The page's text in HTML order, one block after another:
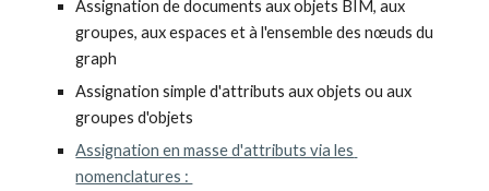
Assignation de documents aux objets BIM, aux
groupes, aux espaces et à l'ensemble des nœuds du
graph
Assignation simple d'attributs aux objets ou aux
groupes d'objets
Assignation en masse d'attributs via les
nomenclatures :